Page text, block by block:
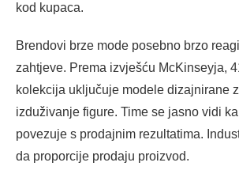
kod kupaca.
Brendovi brze mode posebno brzo
zahtjeve. Prema izvješću McKinseyja,
kolekcija uključuje modele dizajnirane
izduživanje figure. Time se jasno vidi
povezuje s prodajnim rezultatima.
da proporcije prodaju proizvod.